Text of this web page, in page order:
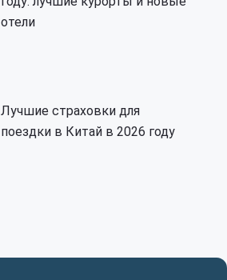
отели
Лучшие страховки для
поездки в Китай в 2026 году